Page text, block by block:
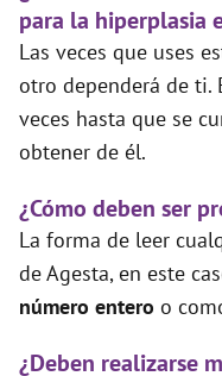
para la hiperplasia
Las veces que uses
otro dependerá de ti.
veces hasta que se
obtener de él.
¿Cómo deben ser
La forma de leer
de Agesta, en este
número entero o
¿Deben realizarse